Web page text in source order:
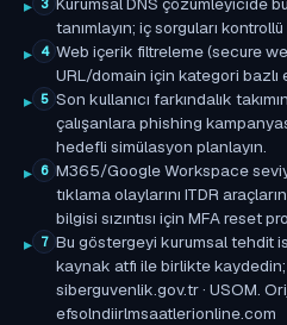
tanımlayın; iç sorguları
4 Web içerik filtreleme (secure
URL/domain için kategori bazlı
5 Son kullanıcı farkındalık
çalışanlara phishing
hedefli simülasyon planlayın.
6 M365/Google Workspace
tıklama olaylarını ITDR
bilgisi sızıntısı için MFA reset
7 Bu göstergeyi kurumsal tehdit
kaynak atfı ile birlikte
siberguvenlik.gov.tr · USOM.
efsolndiirlmsaatlerionline.com